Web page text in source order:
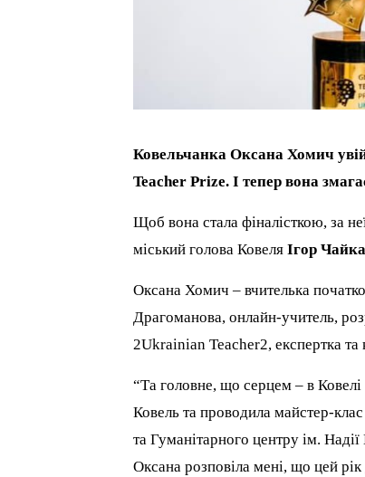
Ковельчанка Оксана Хомич
Teacher Prize. І тепер вона
Щоб вона стала фіналісткою, за
міський голова КовеляІгор Чайка
Оксана Хомич – вчителька
Драгоманова, онлайн-учитель,
2Ukrainian Teacher2, експертка та
“Та головне, що серцем – в
Ковель та проводила майстер-
та Гуманітарного центру ім.
Оксана розповіла мені, що цей